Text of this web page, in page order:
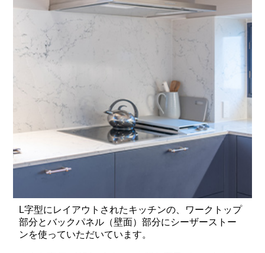
L字型にレイアウトされたキッチンの、ワークトップ
部分とバックパネル（壁面）部分にシーザーストー
ンを使っていただいています。